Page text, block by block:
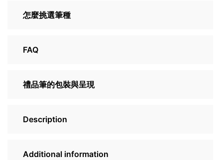
怎麼挑選筆種
FAQ
禮品筆的包裝與呈現
Description
Additional information